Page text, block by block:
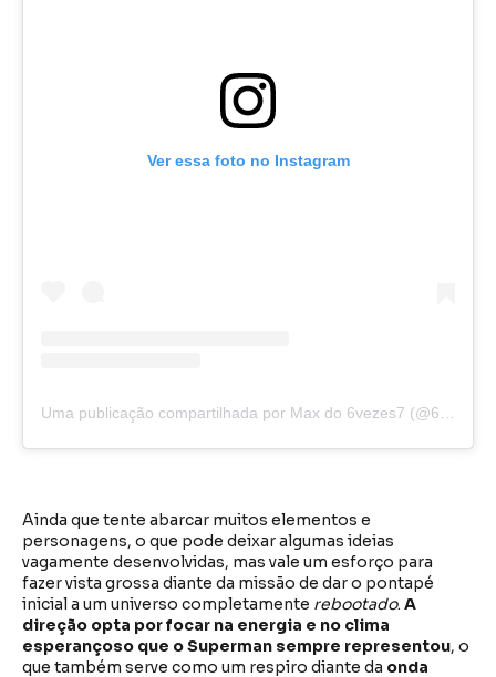
Ver essa foto no Instagram
Ainda que tente abarcar muitos elementos e
personagens, o que pode deixar algumas ideias
vagamente desenvolvidas, mas vale um esforço para
fazer vista grossa diante da missão de dar o pontapé
inicial a um universo completamente rebootado. A
direção opta por focar na energia e no clima
esperançoso que o Superman sempre representou, o
que também serve como um respiro diante da onda